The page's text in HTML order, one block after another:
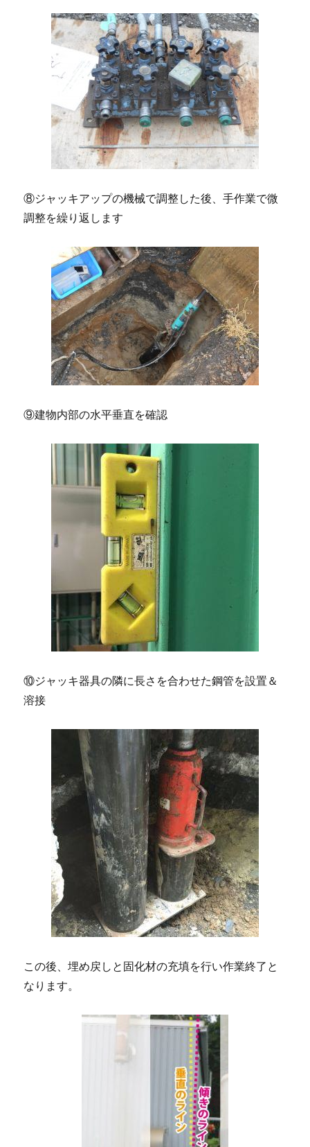
⑧ジャッキアップの機械で調整した後、手作業で微
調整を繰り返します
⑨建物内部の水平垂直を確認
⑩ジャッキ器具の隣に長さを合わせた鋼管を設置＆
溶接
この後、埋め戻しと固化材の充填を行い作業終了と
なります。